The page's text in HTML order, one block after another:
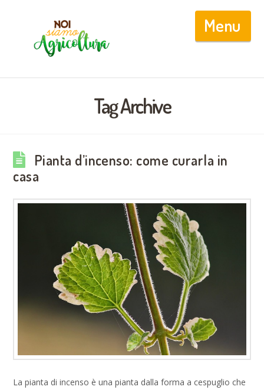
Tag Archive
Pianta d’incenso: come curarla in
casa
La pianta di incenso è una pianta dalla forma a cespuglio che